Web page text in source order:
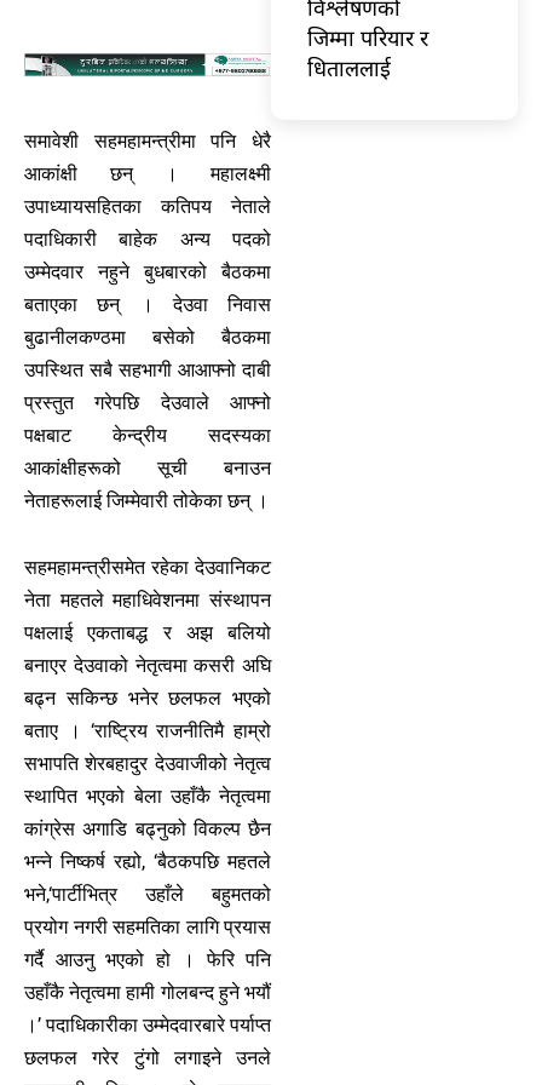
समावेशी सहमहामन्त्रीमा पनि धेरै
आकांक्षी छन् । महालक्ष्मी
उपाध्यायसहितका कतिपय नेताले
पदाधिकारी बाहेक अन्य पदको
उम्मेदवार नहुने बुधबारको बैठकमा
बताएका छन् । देउवा निवास
बुढानीलकण्ठमा बसेको बैठकमा
उपस्थित सबै सहभागी आआफ्नो दाबी
प्रस्तुत गरेपछि देउवाले आफ्नो
पक्षबाट केन्द्रीय सदस्यका
आकांक्षीहरूको सूची बनाउन
नेताहरूलाई जिम्मेवारी तोकेका छन् ।
सहमहामन्त्रीसमेत रहेका देउवानिकट
नेता महतले महाधिवेशनमा संस्थापन
पक्षलाई एकताबद्ध र अझ बलियो
बनाएर देउवाको नेतृत्वमा कसरी अघि
बढ्न सकिन्छ भनेर छलफल भएको
बताए । ‘राष्ट्रिय राजनीतिमै हाम्रो
सभापति शेरबहादुर देउवाजीको नेतृत्व
स्थापित भएको बेला उहाँकै नेतृत्वमा
कांग्रेस अगाडि बढ्नुको विकल्प छैन
भन्ने निष्कर्ष रह्यो, ‘बैठकपछि महतले
भने,‘पार्टीभित्र उहाँले बहुमतको
प्रयोग नगरी सहमतिका लागि प्रयास
गर्दै आउनु भएको हो । फेरि पनि
उहाँकै नेतृत्वमा हामी गोलबन्द हुने भयौं
।’ पदाधिकारीका उम्मेदवारबारे पर्याप्त
छलफल गरेर टुंगो लगाइने उनले
विश्लेषणको
जिम्मा परियार र
धिताललाई